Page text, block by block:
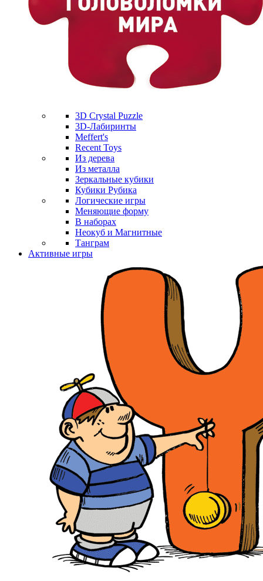
3D Crystal Puzzle
3D-Лабиринты
Meffert's
Recent Toys
Из дерева
Из металла
Зеркальные кубики
Кубики Рубика
Логические игры
Меняющие форму
В наборах
Неокуб и Магнитные
Танграм
Активные игры